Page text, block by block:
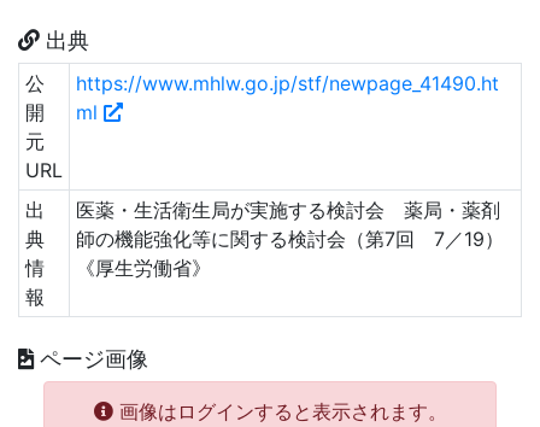
出典
公
開
元
URL
https://www.mhlw.go.jp/stf/newpage_41490.ht
ml
出
典
情
報
医薬・生活衛生局が実施する検討会 薬局・薬剤
師の機能強化等に関する検討会（第7回 7／19）
《厚生労働省》
ページ画像
画像はログインすると表示されます。